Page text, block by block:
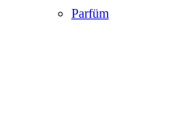
Parfüm